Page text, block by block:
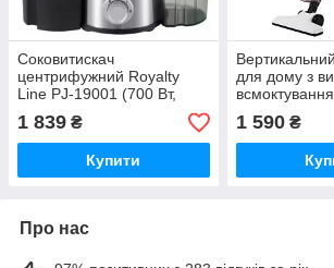
Соковитискач
центрифужний Royalty
Line PJ-19001 (700 Вт,
нержавіюча сталь,
контейнер для соку 0,45
л)
1 839 ₴
Купити
для дому з
контейнер
м (04131)
1 590₴
Про нас